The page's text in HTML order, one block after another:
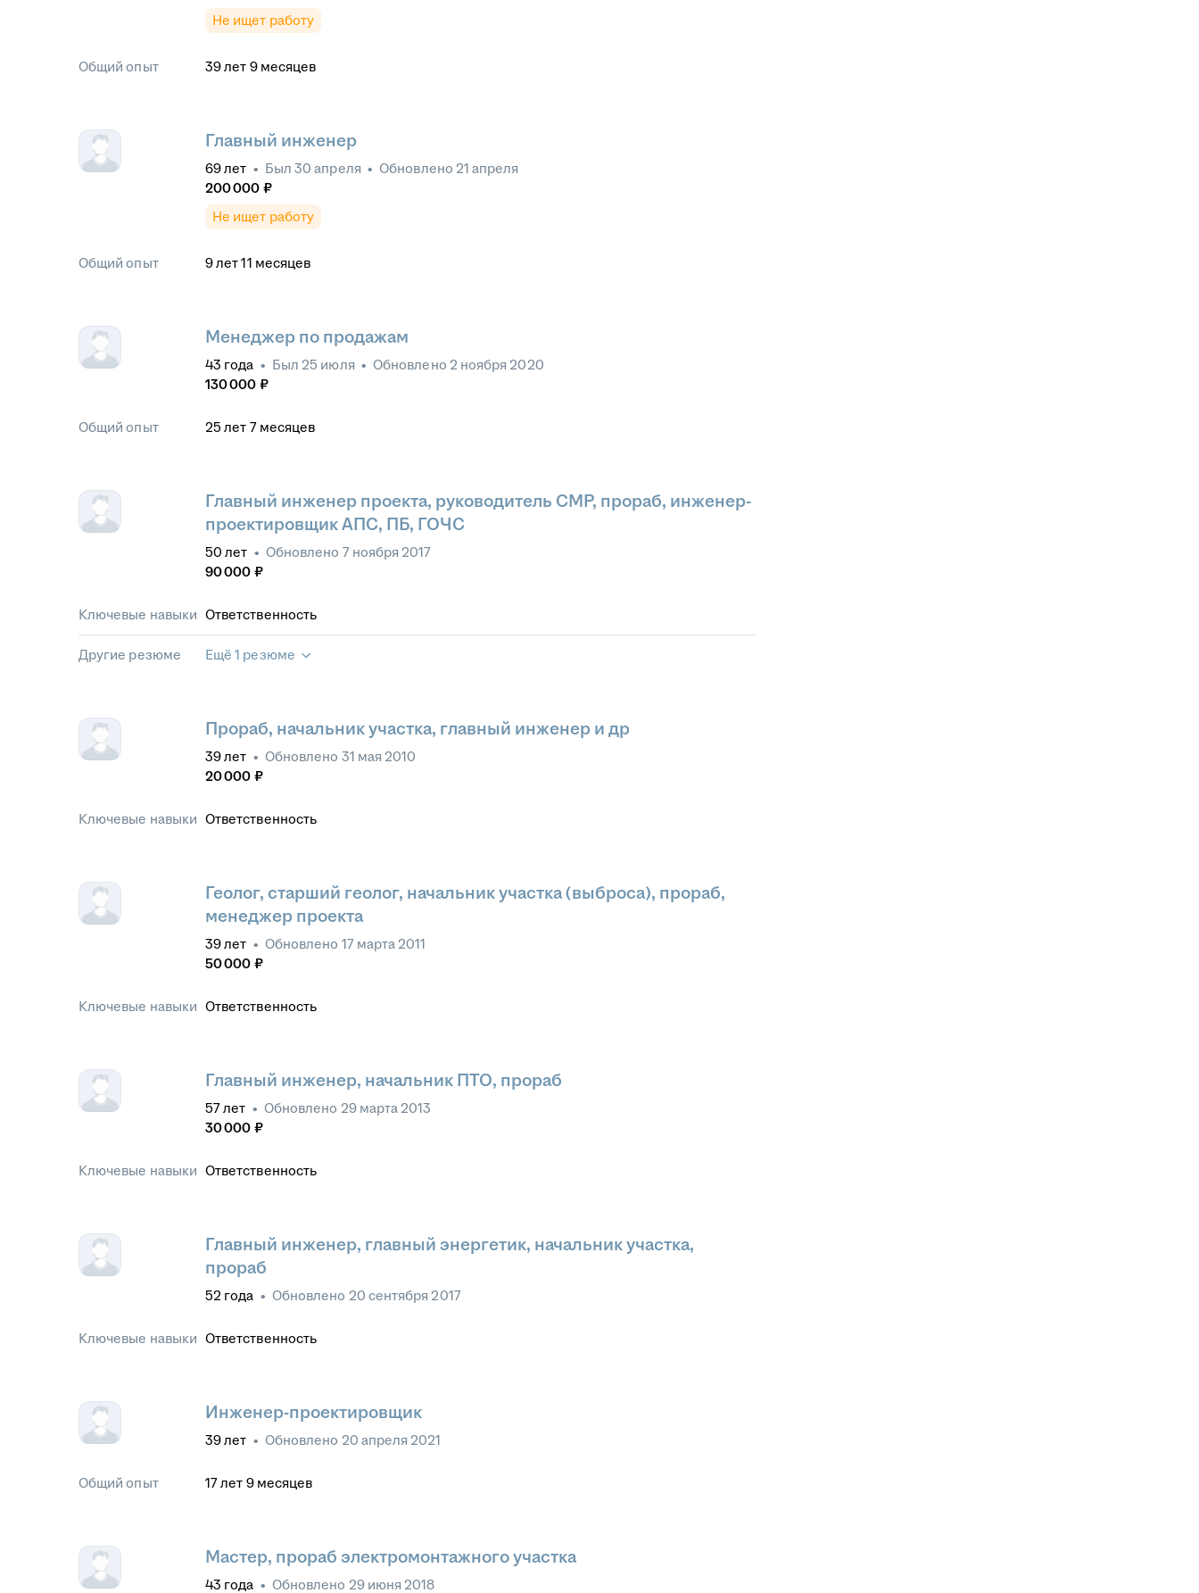
Не ищет работу
Общий опыт 39лет 9 месяцев
Главный инженер
69лет • Был 30 апреля • Обновлено 21 апреля
200 000 ₽
Не ищет работу
Общий опыт 9лет 11 месяцев
Менеджер по продажам
43 года • Был 25 июля • Обновлено 2 ноября 2020
130 000 ₽
Общий опыт 25 лет 7 месяцев
Главный инженер проекта, руководитель СМР, прораб, инженер-
проектировщик АПС, ПБ, ГОЧС
50 лет • Обновлено 7 ноября 2017
90 000 ₽
Ключевые навыки Ответственность
Другие резюме Ещё 1 резюме
Прораб, начальник участка, главный инженер и др
39лет • Обновлено 31 мая 2010
20 000 ₽
Ключевые навыки Ответственность
Геолог, старший геолог, начальник участка (выброса), прораб,
менеджер проекта
39лет • Обновлено 17 марта 2011
50 000 ₽
Ключевые навыки Ответственность
Главный инженер, начальник ПТО, прораб
57лет • Обновлено 29 марта 2013
30 000 ₽
Ключевые навыки Ответственность
Главный инженер, главный энергетик, начальник участка,
прораб
52 года • Обновлено 20 сентября 2017
Ключевые навыки Ответственность
Инженер-проектировщик
39лет • Обновлено 20 апреля 2021
Общий опыт 17лет 9 месяцев
Мастер, прораб электромонтажного участка
43 года • Обновлено 29 июня 2018